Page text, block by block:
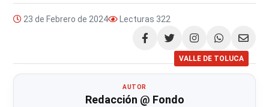
23 de Febrero de 2024 Lecturas 322
Compartir
VALLE DE TOLUCA
AUTOR
Redacción @ Fondo